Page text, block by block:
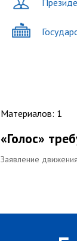
Материалов: 1
«Голос»
Заявление